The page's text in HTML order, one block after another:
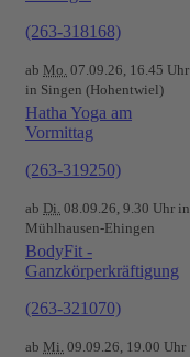
(263-318168)
ab Mo. 07.09.26, 16.45 Uhr
in Singen (Hohentwiel)
Hatha Yoga am
Vormittag
(263-319250)
ab Di. 08.09.26, 9.30 Uhr in
Mühlhausen-Ehingen
BodyFit -
Ganzkörperkräftigung
(263-321070)
ab Mi. 09.09.26, 19.00 Uhr